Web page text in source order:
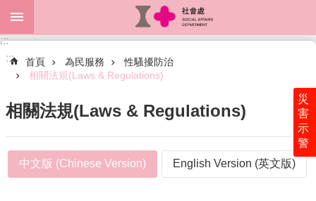
跳到主要內容區塊
進
階
搜
關
於
本
災
害
示
警
:::
:::
首頁 為民服務
性騷擾防治
相關法規(Laws & Regulations)
相關法規(Laws & Regulations)
中文版 (Chinese Version) English Version (英文版)